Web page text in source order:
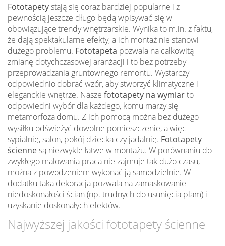
Fototapetystają się coraz bardziej popularne i z
pewnością jeszcze długo będą wpisywać się w
obowiązujące trendy wnętrzarskie. Wynika to m.in. z faktu,
że dają spektakularne efekty, a ich montaż nie stanowi
dużego problemu. Fototapeta pozwala na całkowitą
zmianę dotychczasowej aranżacji i to bez potrzeby
przeprowadzania gruntownego remontu. Wystarczy
odpowiednio dobrać wzór, aby stworzyć klimatyczne i
eleganckie wnętrze. Nasze fototapety na wymiarto
odpowiedni wybór dla każdego, komu marzy się
metamorfoza domu. Z ich pomocą można bez dużego
wysiłku odświeżyć dowolne pomieszczenie, a więc
sypialnię, salon, pokój dziecka czy jadalnię. Fototapety
ściennesą niezwykle łatwe w montażu. W porównaniu do
zwykłego malowania praca nie zajmuje tak dużo czasu,
można z powodzeniem wykonać ją samodzielnie. W
dodatku taka dekoracja pozwala na zamaskowanie
niedoskonałości ścian (np. trudnych do usunięcia plam) i
uzyskanie doskonałych efektów.
Najwyższej jakości fototapety ścienne